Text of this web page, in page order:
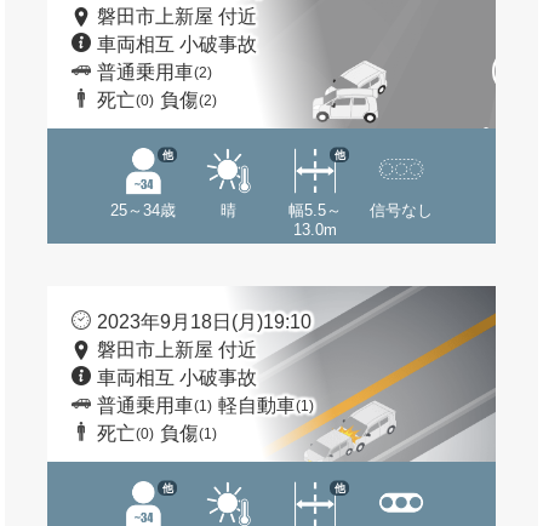
磐田市上新屋 付近
車両相互 小破事故
普通乗用車(2)
死亡(0) 負傷(2)
25～34歳
他
晴
幅5.5～
13.0m
他
信号なし
2023年9月18日(月)19:10
磐田市上新屋 付近
車両相互 小破事故
普通乗用車(1) 軽自動車(1)
死亡(0) 負傷(1)
他 他